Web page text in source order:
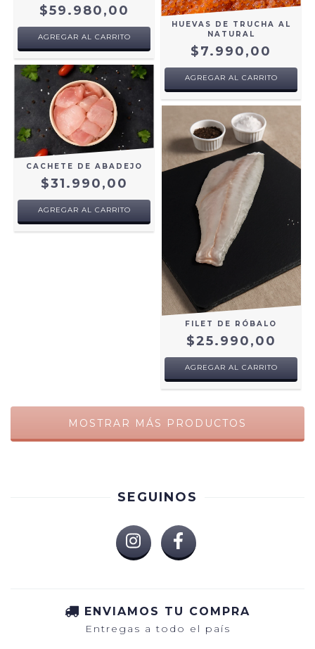
$59.980,00
AGREGAR AL CARRITO
HUEVAS DE TRUCHA AL
NATURAL
$7.990,00
AGREGAR AL CARRITO
CACHETE DE ABADEJO
$31.990,00
AGREGAR AL CARRITO
FILET DE RÓBALO
$25.990,00
AGREGAR AL CARRITO
MOSTRAR MÁS PRODUCTOS
SEGUINOS
ENVIAMOS TU COMPRA
Entregas a todo el país